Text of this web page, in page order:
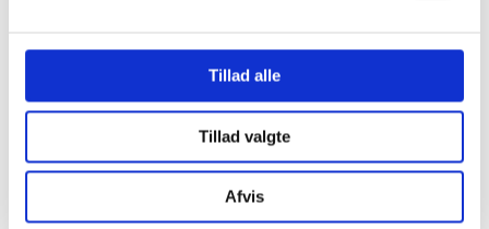
Tillad alle
Tillad valgte
Afvis
Derfor har alle lige taleret, så længe det sker i respekt for
hinanden. Der er frihed til at være uenige gennem
dialogen.
GadeTro-grupperne i Danmark er i udgangspunktet
evangelisk-lutherske – som den danske folkekirke – og du
kan forvente at det er den teologi, der tages udgangspunkt i